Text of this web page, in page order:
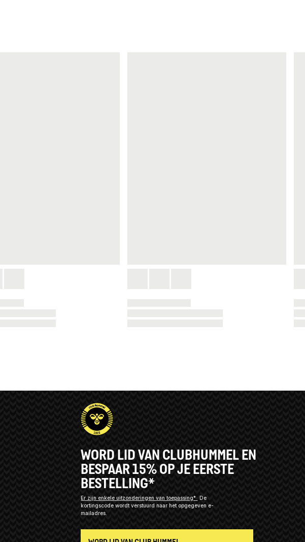
WORD LID VAN CLUBHUMMEL EN
BESPAAR 15% OP JE EERSTE
BESTELLING*
Er zijn enkele uitzonderingen van toepassing*
De
kortingscode wordt verstuurd naar het opgegeven e-
mailadres.